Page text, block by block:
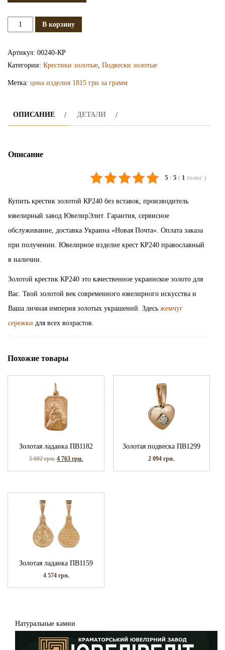
КоличествоВ корзину
Артикул: 00240-КР
Категории: Крестики золотые, Подвески золотые
Метка: цена изделия 1815 грн за грамм
ОПИСАНИЕ ДЕТАЛИ
Описание
5 / 5 ( 1 голос )
Купить крестик золотой КР240 без вставок, производитель
ювелирный завод ЮвелирЭлит. Гарантия, сервисное
обслуживание, доставка Украина «Новая Почта». Оплата заказа
при получении. Ювелирное изделие крест КР240 православный
в наличии.
Золотой крестик КР240 это качественное украинское золото для
Вас. Твой золотой век современного ювелирного искусства и
Ваша личная империя золотых украшений. Здесь жемчуг
сережки для всех возрастов.
Похожие товары
Золотая ладанка ПВ1182
5 602грн. 4 763грн.
Золотая подвеска ПВ1299
2 094грн.
Золотая ладанка ПВ1159
4 574 грн.
Натуральные камни